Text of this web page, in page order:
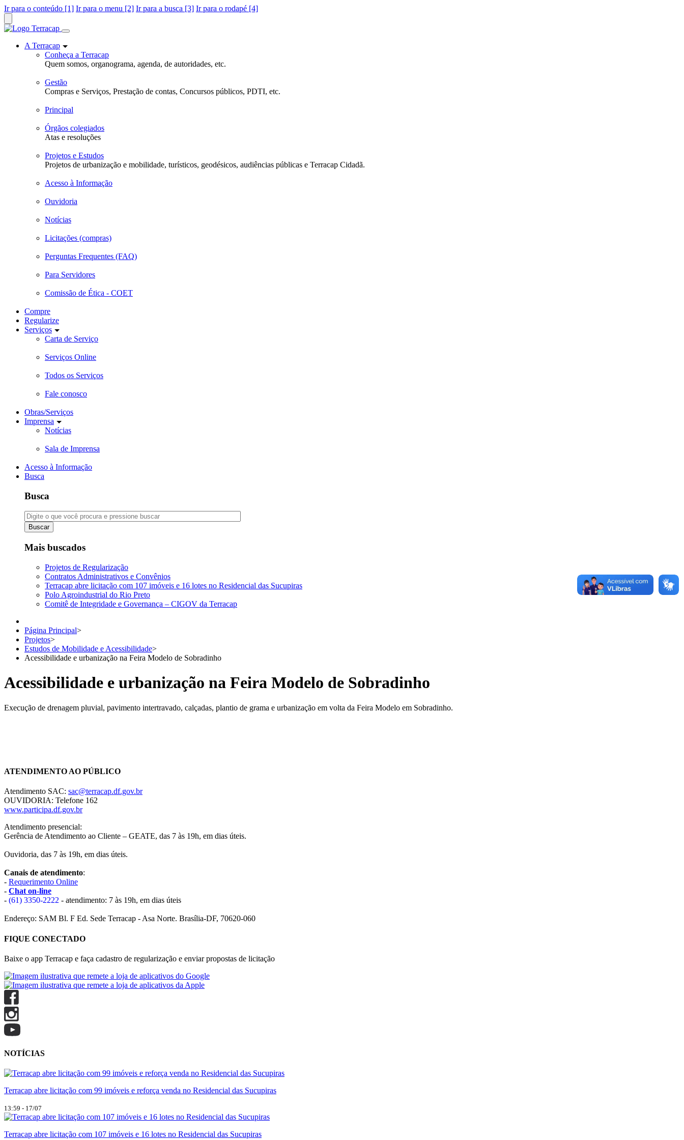
Ir para o conteúdo [1] Ir para o menu [2] Ir para a busca [3] Ir para o rodapé [4]
A Terracap
Conheça a Terracap
Quem somos, organograma, agenda, de autoridades, etc.
Gestão
Compras e Serviços, Prestação de contas, Concursos públicos, PDTI, etc.
Principal
Órgãos colegiados
Atas e resoluções
Projetos e Estudos
Projetos de urbanização e mobilidade, turísticos, geodésicos, audiências públicas e Terracap Cidadã.
Acesso à Informação
Ouvidoria
Notícias
Licitações (compras)
Perguntas Frequentes (FAQ)
Para Servidores
Comissão de Ética - COET
Compre
Regularize
Serviços
Carta de Serviço
Serviços Online
Todos os Serviços
Fale conosco
Obras/Serviços
Imprensa
Notícias
Sala de Imprensa
Acesso à Informação
Busca
Busca
Buscar
Mais buscados
Projetos de Regularização
Contratos Administrativos e Convênios
Terracap abre licitação com 107 imóveis e 16 lotes no Residencial das Sucupiras
Polo Agroindustrial do Rio Preto
Comitê de Integridade e Governança – CIGOV da Terracap
Página Principal>
Projetos>
Estudos de Mobilidade e Acessibilidade>
Acessibilidade e urbanização na Feira Modelo de Sobradinho
Acessibilidade e urbanização na Feira Modelo de Sobradinho
Execução de drenagem pluvial, pavimento intertravado, calçadas, plantio de grama e urbanização em volta da Feira Modelo em Sobradinho.
ATENDIMENTO AO PÚBLICO
Atendimento SAC: sac@terracap.df.gov.br
OUVIDORIA: Telefone 162
www.participa.df.gov.br
Atendimento presencial:
Gerência de Atendimento ao Cliente – GEATE, das 7 às 19h, em dias úteis.
Ouvidoria, das 7 às 19h, em dias úteis.
Canais de atendimento:
- Requerimento Online
- Chat on-line
- (61) 3350-2222 - atendimento: 7 às 19h, em dias úteis
Endereço: SAM Bl. F Ed. Sede Terracap - Asa Norte. Brasília-DF, 70620-060
FIQUE CONECTADO
Baixe o app Terracap e faça cadastro de regularização e enviar propostas de licitação
NOTÍCIAS
Terracap abre licitação com 99 imóveis e reforça venda no Residencial das Sucupiras
13:59 - 17/07
Terracap abre licitação com 107 imóveis e 16 lotes no Residencial das Sucupiras